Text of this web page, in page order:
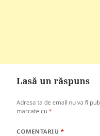
Lasă un răspuns
Adresa ta de email nu va fi
marcate cu*
COMENTARIU *